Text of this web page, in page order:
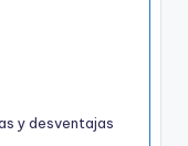
y desventajas